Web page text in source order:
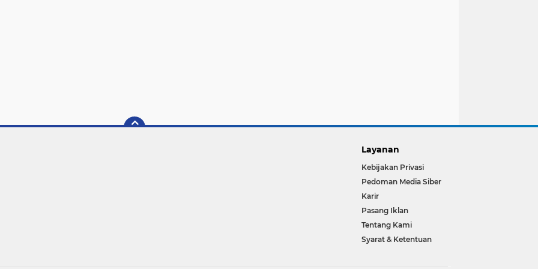
Layanan
Kebijakan Privasi
Pedoman Media Siber
Karir
Pasang Iklan
Tentang Kami
Syarat & Ketentuan